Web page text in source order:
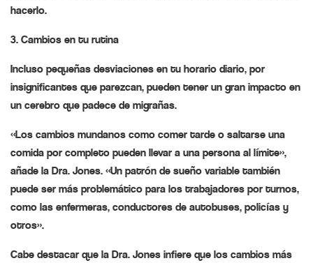
hacerlo.
3. Cambios en tu rutina
Incluso pequeñas desviaciones en tu horario diario, por
insignificantes que parezcan, pueden tener un gran impacto en
un cerebro que padece de migrañas.
«Los cambios mundanos como comer tarde o saltarse una
comida por completo pueden llevar a una persona al límite»,
añade la Dra. Jones. «Un patrón de sueño variable también
puede ser más problemático para los trabajadores por turnos,
como las enfermeras, conductores de autobuses, policías y
otros».
Cabe destacar que la Dra. Jones infiere que los cambios más